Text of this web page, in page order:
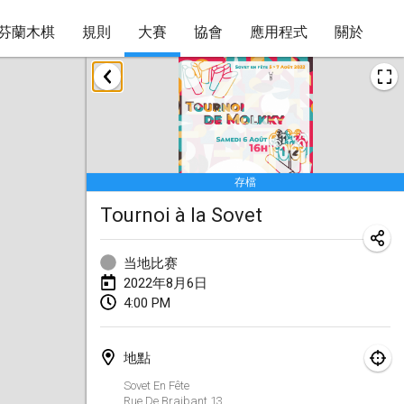
蘭木棋 規則 大賽 協會 應用程式 關於
存檔
Tournoi à la Sovet
当地比赛
2022年8月6日
4:00 PM
地點
Sovet En Fête
Rue De Braibant 13
2022年1月
Tournoi Mixte ASPTTOM
2022年1月22日|法國
KKS Halli Duppeli
2022年1月22日|芬蘭
Mölkky Tournament - Doubles
2022年1月22日
The Mölkky Tournament 2nd